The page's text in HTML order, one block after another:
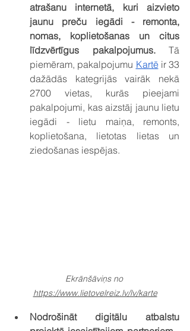
atrašanu internetā, kuri aizvieto
jaunu preču iegādi - remonta,
nomas, koplietošanas un citus
līdzvērtīgus pakalpojumus. Tā
piemēram, pakalpojumu Kartē ir 33
dažādās kategrijās vairāk nekā
2700 vietas, kurās pieejami
pakalpojumi, kas aizstāj jaunu lietu
iegādi - lietu maiņa, remonts,
koplietošana, lietotas lietas un
ziedošanas iespējas.
Ekrānšāviņs no
https://www.lietovelreiz.lv/lv/karte
Nodrošināt digitālu atbalstu